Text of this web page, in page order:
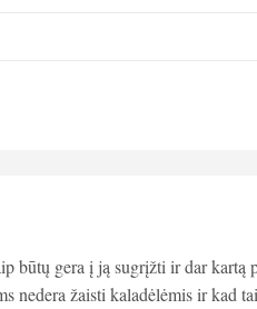
būtų gera į ją sugrįžti ir dar kartą
nedera žaisti kaladėlėmis ir kad